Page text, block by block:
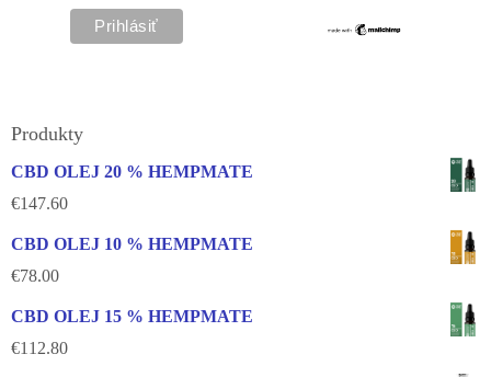
Produkty
CBD OLEJ 20 % HEMPMATE
€147.60
CBD OLEJ 10 % HEMPMATE
€78.00
CBD OLEJ 15 % HEMPMATE
€112.80